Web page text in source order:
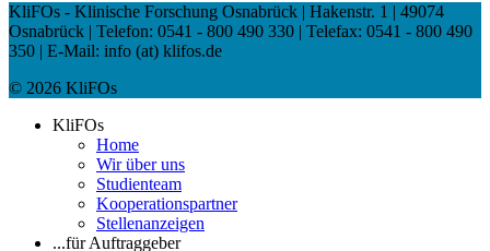
KliFOs - Klinische Forschung Osnabrück | Hakenstr. 1 | 49074
Osnabrück | Telefon: 0541 - 800 490 330 | Telefax: 0541 - 800 490
350 | E-Mail: info (at) klifos.de
© 2026 KliFOs
KliFOs
Home
Wir über uns
Studienteam
Kooperationspartner
Stellenanzeigen
...für Auftraggeber